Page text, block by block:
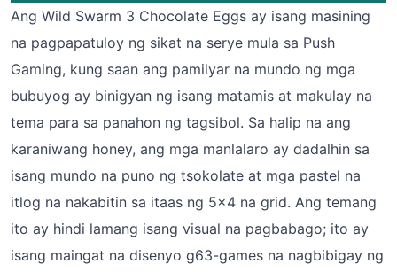
Ang Wild Swarm 3 Chocolate Eggs ay isang masining
na pagpapatuloy ng sikat na serye mula sa Push
Gaming, kung saan ang pamilyar na mundo ng mga
bubuyog ay binigyan ng isang matamis at makulay na
tema para sa panahon ng tagsibol. Sa halip na ang
karaniwang honey, ang mga manlalaro ay dadalhin sa
isang mundo na puno ng tsokolate at mga pastel na
itlog na nakabitin sa itaas ng 5×4 na grid. Ang temang
ito ay hindi lamang isang visual na pagbabago; ito ay
isang maingat na disenyo g63-games na nagbibigay ng